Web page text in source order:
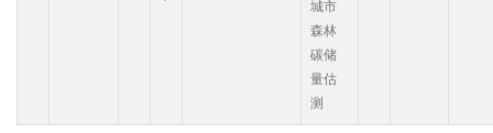
城市
森林
碳储
量估
测